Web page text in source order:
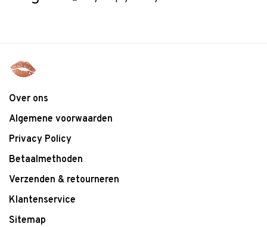
Over ons
Algemene voorwaarden
Privacy Policy
Betaalmethoden
Verzenden & retourneren
Klantenservice
Sitemap